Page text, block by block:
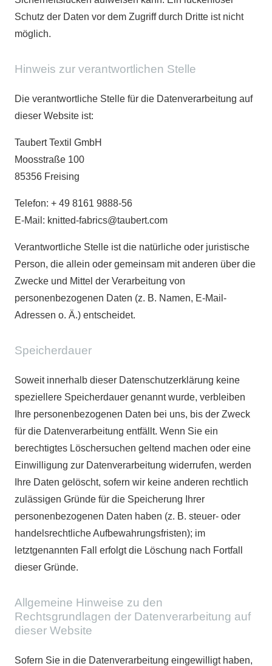
Schutz der Daten vor dem Zugriff durch Dritte ist nicht
möglich.
Hinweis zur verantwortlichen Stelle
Die verantwortliche Stelle für die Datenverarbeitung auf
dieser Website ist:
Taubert Textil GmbH
Moosstraße 100
85356 Freising
Telefon: + 49 8161 9888-56
E-Mail: knitted-fabrics@taubert.com
Verantwortliche Stelle ist die natürliche oder juristische
Person, die allein oder gemeinsam mit anderen über die
Zwecke und Mittel der Verarbeitung von
personenbezogenen Daten (z. B. Namen, E-Mail-
Adressen o. Ä.) entscheidet.
Speicherdauer
Soweit innerhalb dieser Datenschutzerklärung keine
speziellere Speicherdauer genannt wurde, verbleiben
Ihre personenbezogenen Daten bei uns, bis der Zweck
für die Datenverarbeitung entfällt. Wenn Sie ein
berechtigtes Löschersuchen geltend machen oder eine
Einwilligung zur Datenverarbeitung widerrufen, werden
Ihre Daten gelöscht, sofern wir keine anderen rechtlich
zulässigen Gründe für die Speicherung Ihrer
personenbezogenen Daten haben (z. B. steuer- oder
handelsrechtliche Aufbewahrungsfristen); im
letztgenannten Fall erfolgt die Löschung nach Fortfall
dieser Gründe.
Allgemeine Hinweise zu den
Rechtsgrundlagen der Datenverarbeitung auf
dieser Website
Sofern Sie in die Datenverarbeitung eingewilligt haben,